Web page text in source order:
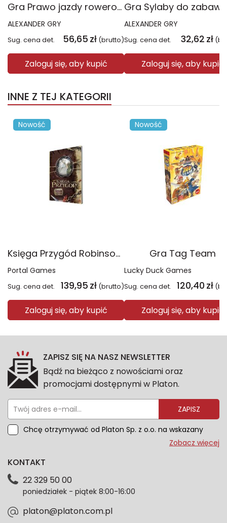
Gra Prawo jazdy rowerowe sowa mądra głowa 0351
ALEXANDER GRY
Sug. cena det. 56,65 zł (brutto)
Zaloguj się, aby kupić
ALEXANDER GRY
Sug. cena det. 32,62 zł
Zaloguj się, aby kupić
INNE Z TEJ KATEGORII
Nowość
Księga Przygód Robinson Crusoe
Portal Games
Sug. cena det. 139,95 zł (brutto)
Zaloguj się, aby kupić
Nowość
Gra Tag Team
Lucky Duck Games
Sug. cena det. 120,40 zł
Zaloguj się, aby kupić
ZAPISZ SIĘ NA NASZ NEWSLETTER
Bądź na bieżąco z nowościami oraz
promocjami dostępnymi w Platon.
ZAPISZ
Chcę otrzymywać od Platon Sp. z o.o. na wskazany
przeze mnie adres e-mail informacje marketingowe
dotyczące danych osobowych znajdziesz w naszej
każdym czasie. Wycofanie zgody nie wpłynie na
zgodność z prawem przetwarzania dokonanego przed
Zobacz więcej
KONTAKT
22 329 50 00
poniedziałek - piątek 8:00-16:00
platon@platon.com.pl